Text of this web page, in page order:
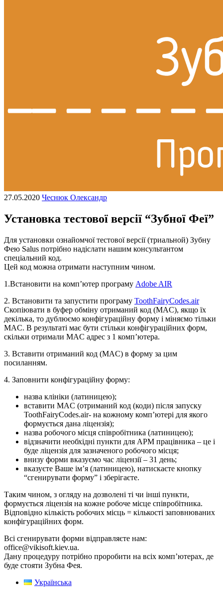
27.05.2020 Чеснюк Олександр
Установка тестової версії “Зубної Феї”
Для установки ознайомчої тестової версії (триальной) Зубну
Фею Salus потрібно надіслати нашим консультантом
спеціальний код.
Цей код можна отримати наступним чином.
1.Встановити на комп’ютер програму Adobe AIR
2. Встановити та запустити програму ToothFairyCodes.air
Скопіювати в буфер обміну отриманий код (MAC), якщо їх
декілька, то дублюємо конфігураційну форму і міняємо тільки
MAC. В результаті має бути стільки конфігураційних форм,
скільки отримали MAC адрес з 1 комп’ютера.
3. Вставити отриманий код (MAC) в форму за цим
посиланням.
4. Заповнити конфігураційну форму:
назва клініки (латиницею);
вставити MAC (отриманий код (коди) після запуску
ToothFairyCodes.air- на кожному комп’ютері для якого
формується дана ліцензія);
назва робочого місця співробітника (латиницею);
відзначити необхідні пункти для АРМ працівника – це і
буде ліцензія для зазначеного робочого місця;
внизу форми вказуємо час ліцензії – 31 день;
вказуєте Ваше ім’я (латиницею), натискаєте кнопку
“сгенирувати форму” і зберігаєте.
Таким чином, з огляду на дозволені ті чи інші пункти,
формується ліцензія на кожне робоче місце співробітника.
Відповідно кількість робочих місць = кількості заповнюваних
конфігураційних форм.
Всі сгенирувати форми відправляєте нам:
office@vikisoft.kiev.ua.
Дану процедуру потрібно проробити на всіх комп’ютерах, де
буде стояти Зубна Фея.
Українська